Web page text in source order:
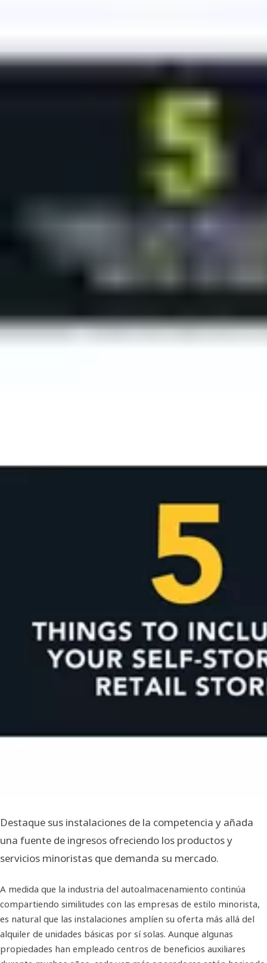
Destaque sus instalaciones de la competencia y añada
una fuente de ingresos ofreciendo los productos y
servicios minoristas que demanda su mercado.
A medida que la industria del autoalmacenamiento continúa
compartiendo similitudes con las empresas de estilo minorista,
es natural que las instalaciones amplíen su oferta más allá del
alquiler de unidades básicas por sí solas. Aunque algunas
propiedades han empleado centros de beneficios auxiliares